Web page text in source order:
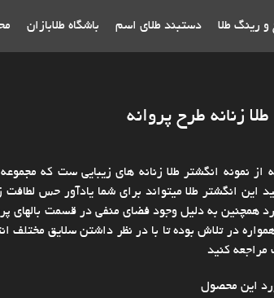
و رینگ طلا دستبند طلای اسم باشگاه طلابازان
زنانه طرح پروانه
از نمونه انگشتر طلا زنانه های زیبایی ست که
این انگشتر طلا میتواند برای شما یادآور حس
همچنین به دلیل وجود فضای منفی در قسمت بالهای
در تلاش بوده تا با در نظر داشتن سلایق مختلف
مراجعه کنید
این محصول